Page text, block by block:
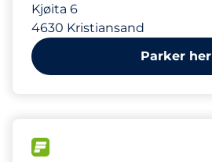
Kjøita 6
4630 Kristiansand
Parker her